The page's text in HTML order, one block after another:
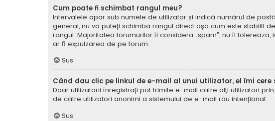
Cum poate fi schimbat rangul meu?
Intervalele apar sub numele de utilizator și indică numărul de
general, nu vă puteți schimba rangul direct așa cum este stabilit
rangul. Majoritatea forumurilor îl consideră „spam”, nu îl
ar fi expulzarea de pe forum.
Sus
Când dau clic pe linkul de e-mail al unui utilizator, el îmi cere
Doar utilizatorii înregistrați pot trimite e-mail către alți utilizatori
de către utilizatori anonimi a sistemului de e-mail rău intenționat.
Sus